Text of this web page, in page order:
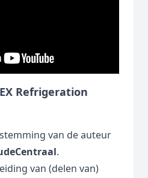
Refrigeration
van de auteur
.
van (delen van)